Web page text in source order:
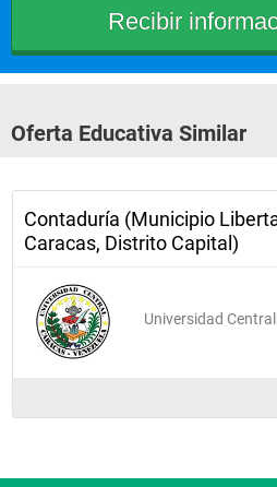
Oferta Educativa Similar
Contaduría (Municipio
Caracas, Distrito Capital)
Universidad